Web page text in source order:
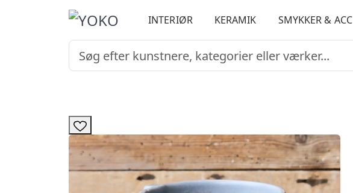
INTERIØR KERAMIK SMYKKER & ACC